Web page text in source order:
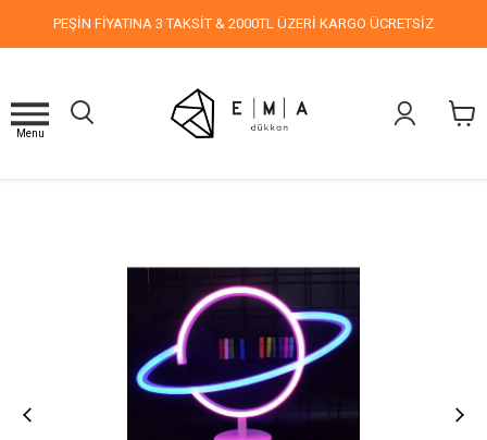
PEŞİN FİYATINA 3 TAKSİT & 2000TL ÜZERİ KARGO ÜCRETSİZ
Menu